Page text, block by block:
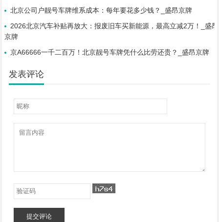
北京公司户靓号车牌维系成本：每年要花多少钱？_盛昂京牌
2026北京汽车补贴再放大：报废旧车买新能源，最高立减2万！_盛昂
京牌
京A66666一千二百万！北京靓号车牌凭什么比劳还贵？_盛昂京牌
发表评论
提交评论